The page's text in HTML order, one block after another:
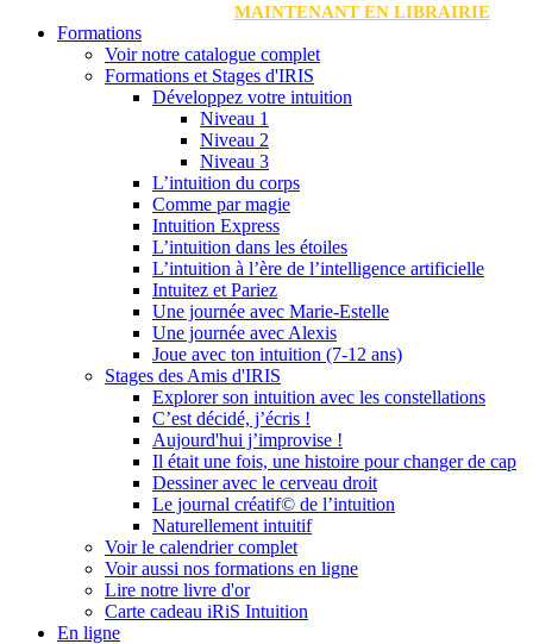
MAINTENANT EN LIBRAIRIE
Formations
Voir notre catalogue complet
Formations et Stages d'IRIS
Développez votre intuition
Niveau 1
Niveau 2
Niveau 3
L’intuition du corps
Comme par magie
Intuition Express
L’intuition dans les étoiles
L’intuition à l’ère de l’intelligence artificielle
Intuitez et Pariez
Une journée avec Marie-Estelle
Une journée avec Alexis
Joue avec ton intuition (7-12 ans)
Stages des Amis d'IRIS
Explorer son intuition avec les constellations
C’est décidé, j’écris !
Aujourd'hui j’improvise !
Il était une fois, une histoire pour changer de cap
Dessiner avec le cerveau droit
Le journal créatif© de l’intuition
Naturellement intuitif
Voir le calendrier complet
Voir aussi nos formations en ligne
Lire notre livre d'or
Carte cadeau iRiS Intuition
En ligne